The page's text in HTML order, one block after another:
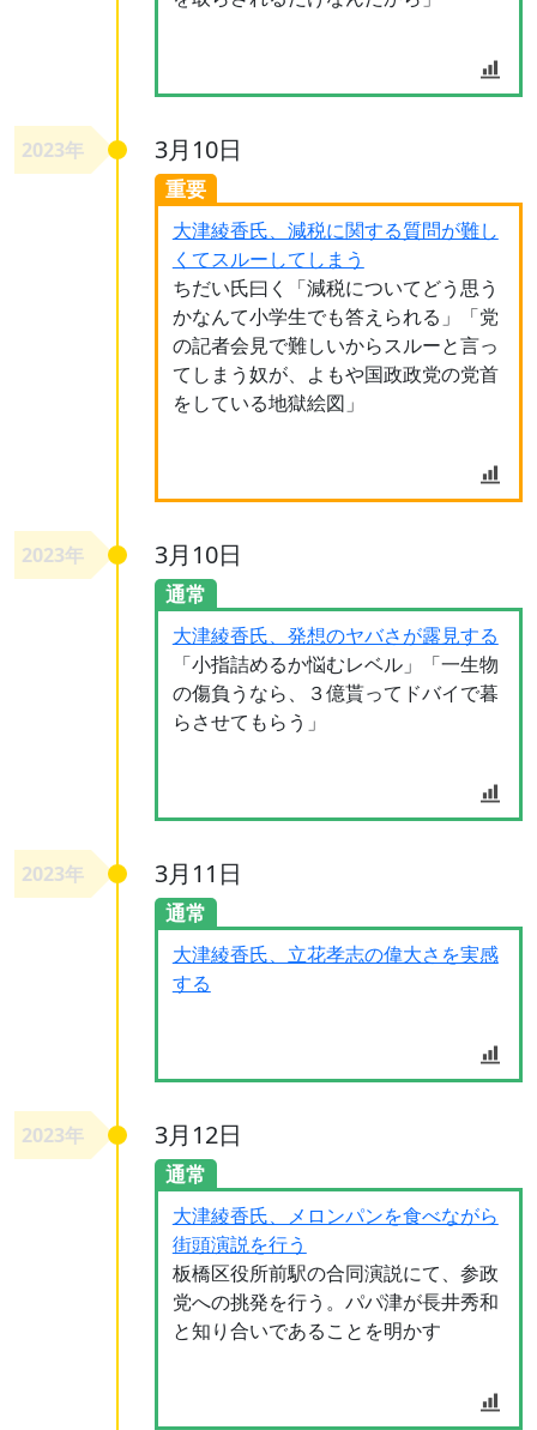
2023年 3月10日
重要
大津綾香氏、減税に関する質問が難し
くてスルーしてしまう
ちだい氏曰く「減税についてどう思う
かなんて小学生でも答えられる」「党
の記者会見で難しいからスルーと言っ
てしまう奴が、よもや国政政党の党首
をしている地獄絵図」
2023年 3月10日
通常
大津綾香氏、発想のヤバさが露見する
「小指詰めるか悩むレベル」「一生物
の傷負うなら、３億貰ってドバイで暮
らさせてもらう」
2023年 3月11日
通常
大津綾香氏、立花孝志の偉大さを実感
する
2023年 3月12日
通常
大津綾香氏、メロンパンを食べながら
街頭演説を行う
板橋区役所前駅の合同演説にて、参政
党への挑発を行う。パパ津が長井秀和
と知り合いであることを明かす